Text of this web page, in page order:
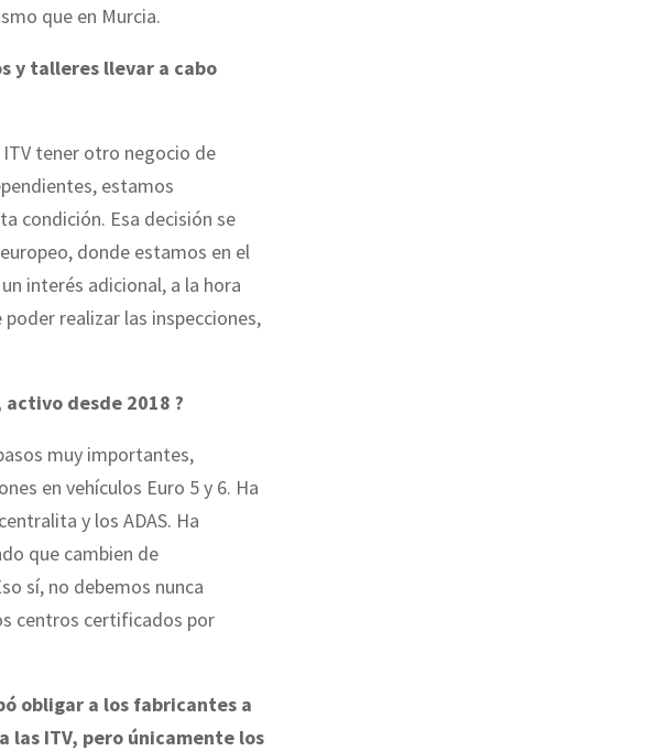
que en Murcia.
y talleres llevar a cabo
ITV tener otro negocio de
estamos
condición. Esa decisión se
donde estamos en el
interés adicional, a la hora
realizar las inspecciones,
desde 2018 ?
muy importantes,
en vehículos Euro 5 y 6. Ha
y los ADAS. Ha
que cambien de
sí, no debemos nunca
centros certificados por
obligar a los fabricantes a
las ITV, pero únicamente los